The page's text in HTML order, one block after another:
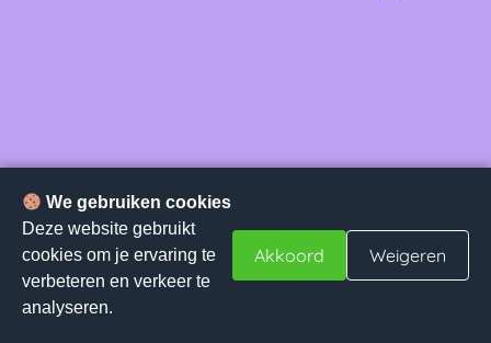
We gebruiken cookies
Deze website gebruikt
cookies om je ervaring te
verbeteren en verkeer te
analyseren.
Akkoord Weigeren